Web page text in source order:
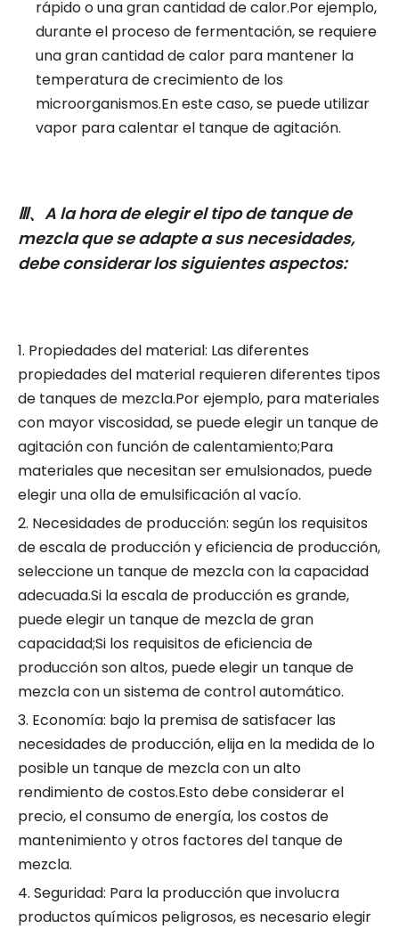
rápido o una gran cantidad de calor.Por ejemplo,
durante el proceso de fermentación, se requiere
una gran cantidad de calor para mantener la
temperatura de crecimiento de los
microorganismos.En este caso, se puede utilizar
vapor para calentar el tanque de agitación.
Ⅲ、A la hora de elegir el tipo de tanque de
mezcla que se adapte a sus necesidades,
debe considerar los siguientes aspectos:
1. Propiedades del material: Las diferentes
propiedades del material requieren diferentes tipos
de tanques de mezcla.Por ejemplo, para materiales
con mayor viscosidad, se puede elegir un tanque de
agitación con función de calentamiento;Para
materiales que necesitan ser emulsionados, puede
elegir una olla de emulsificación al vacío.
2. Necesidades de producción: según los requisitos
de escala de producción y eficiencia de producción,
seleccione un tanque de mezcla con la capacidad
adecuada.Si la escala de producción es grande,
puede elegir un tanque de mezcla de gran
capacidad;Si los requisitos de eficiencia de
producción son altos, puede elegir un tanque de
mezcla con un sistema de control automático.
3. Economía: bajo la premisa de satisfacer las
necesidades de producción, elija en la medida de lo
posible un tanque de mezcla con un alto
rendimiento de costos.Esto debe considerar el
precio, el consumo de energía, los costos de
mantenimiento y otros factores del tanque de
mezcla.
4. Seguridad: Para la producción que involucra
productos químicos peligrosos, es necesario elegir